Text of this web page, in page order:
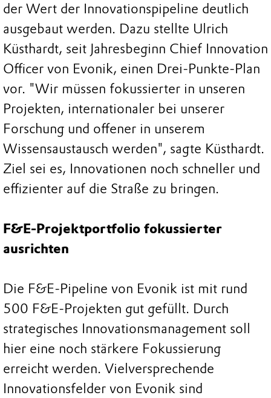
der Wert der Innovationspipeline deutlich
ausgebaut werden. Dazu stellte Ulrich
Küsthardt, seit Jahresbeginn Chief Innovation
Officer von Evonik, einen Drei-Punkte-Plan
vor. "Wir müssen fokussierter in unseren
Projekten, internationaler bei unserer
Forschung und offener in unserem
Wissensaustausch werden", sagte Küsthardt.
Ziel sei es, Innovationen noch schneller und
effizienter auf die Straße zu bringen.
F&E-Projektportfolio fokussierter
ausrichten
Die F&E-Pipeline von Evonik ist mit rund
500 F&E-Projekten gut gefüllt. Durch
strategisches Innovationsmanagement soll
hier eine noch stärkere Fokussierung
erreicht werden. Vielversprechende
Innovationsfelder von Evonik sind